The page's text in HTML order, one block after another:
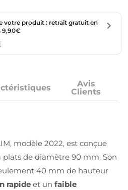
votre produit : retrait gratuit en
9,90€
Avis
Clients
modèle 2022, est conçue
plats de diamètre 90 mm. Son
40 mm de hauteur
rapide et un faible